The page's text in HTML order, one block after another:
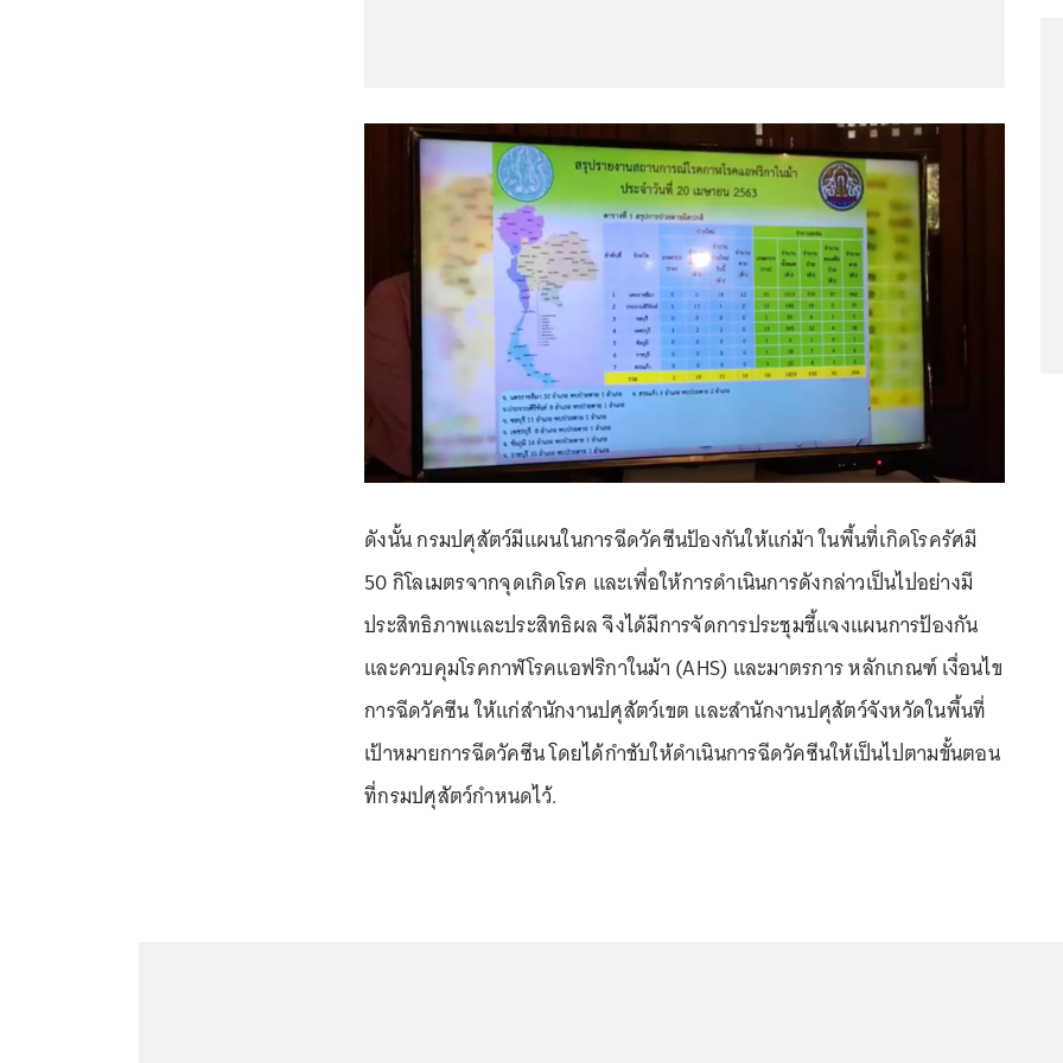
ดังนั้น กรมปศุสัตว์มีแผนในการฉีดวัคซีนป้องกันให้แก่ม้า ในพื้นที่เกิดโรครัศมี
50 กิโลเมตรจากจุดเกิดโรค และเพื่อให้การดำเนินการดังกล่าวเป็นไปอย่างมี
ประสิทธิภาพและประสิทธิผล จึงได้มีการจัดการประชุมชี้แจงแผนการป้องกัน
และควบคุมโรคกาฬโรคแอฟริกาในม้า (AHS) และมาตรการ หลักเกณฑ์ เงื่อนไข
การฉีดวัคซีน ให้แก่สำนักงานปศุสัตว์เขต และสำนักงานปศุสัตว์จังหวัดในพื้นที่
เป้าหมายการฉีดวัคซีน โดยได้กำชับให้ดำเนินการฉีดวัคซีนให้เป็นไปตามขั้นตอน
ที่กรมปศุสัตว์กำหนดไว้.